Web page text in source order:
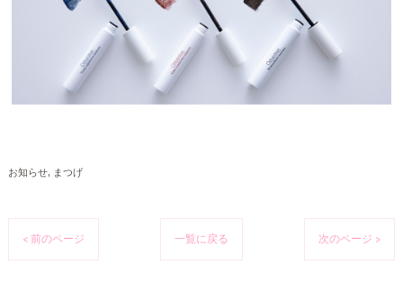
お知らせ まつげ
< 前のページ 一覧に戻る 次のページ >